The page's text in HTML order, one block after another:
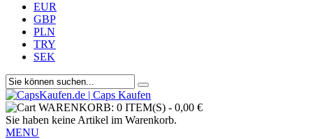
EUR
GBP
PLN
TRY
SEK
WARENKORB: 0 ITEM(S) - 0,00 €
Sie haben keine Artikel im Warenkorb.
MENU